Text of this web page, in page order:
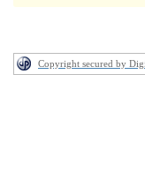
Copyright secured by